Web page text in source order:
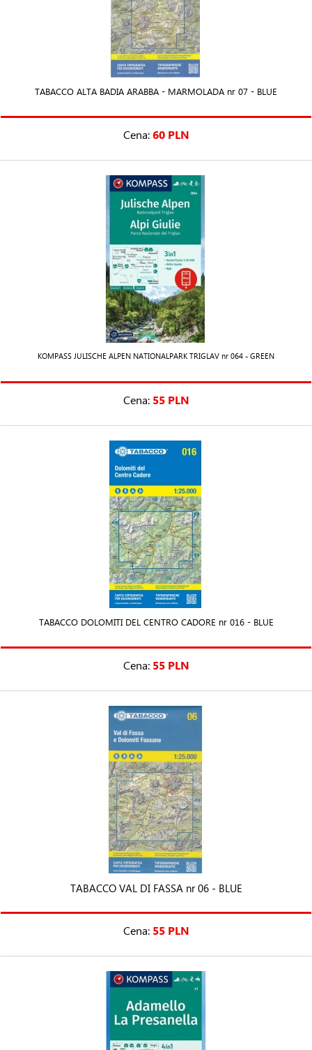
TABACCO ALTA BADIA ARABBA - MARMOLADA nr 07 - BLUE
Cena:60 PLN
KOMPASS JULISCHE ALPEN NATIONALPARK TRIGLAV nr 064 - GREEN
Cena: 55 PLN
TABACCO DOLOMITI DEL CENTRO CADORE nr 016 - BLUE
Cena: 55 PLN
TABACCO VAL DI FASSA nr 06 - BLUE
Cena: 55 PLN